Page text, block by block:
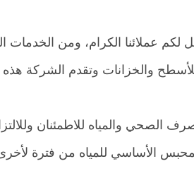
عملائنا الكرام، ومن الخدمات
والخزانات وتقدم الشركة
الصحي والمياه للاطمئنان
الأساسي للمياه من فترة لأخرى